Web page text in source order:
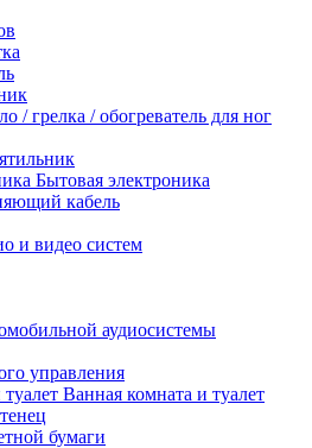
/ грелка / обогреватель для ног
Бытовая электроника
кабель
и видео систем
аудиосистемы
управления
Ванная комната и туалет
бумаги